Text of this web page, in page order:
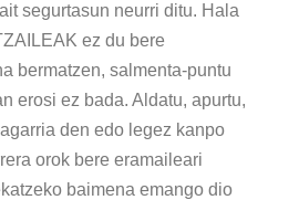
segurtasun neurri ditu. Hala
ez du bere
bermatzen, salmenta-puntu
erosi ez bada. Aldatu, apurtu,
den edo legez kanpo
orok bere eramaileari
baimena emango dio